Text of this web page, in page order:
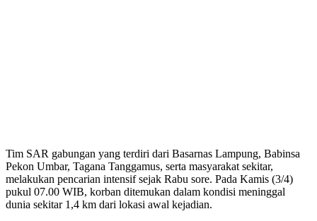
Tim SAR gabungan yang terdiri dari Basarnas Lampung, Babinsa
Pekon Umbar, Tagana Tanggamus, serta masyarakat sekitar,
melakukan pencarian intensif sejak Rabu sore. Pada Kamis (3/4)
pukul 07.00 WIB, korban ditemukan dalam kondisi meninggal
dunia sekitar 1,4 km dari lokasi awal kejadian.